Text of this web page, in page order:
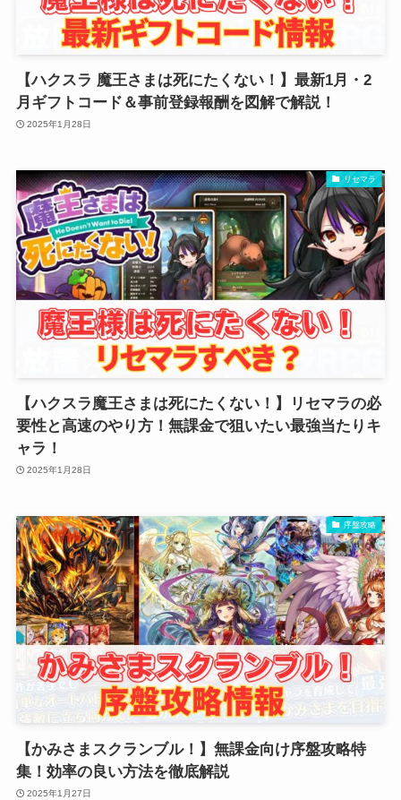
【ハクスラ 魔王さまは死にたくない！】最新1月・2
月ギフトコード＆事前登録報酬を図解で解説！
2025年1月28日
リセマラ
【ハクスラ魔王さまは死にたくない！】リセマラの必
要性と高速のやり方！無課金で狙いたい最強当たりキ
ャラ！
2025年1月28日
序盤攻略
【かみさまスクランブル！】無課金向け序盤攻略特
集！効率の良い方法を徹底解説
2025年1月27日